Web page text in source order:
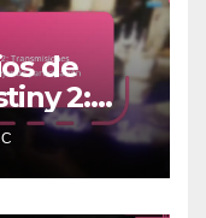
de
2:
de